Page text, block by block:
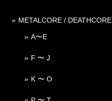
METALCORE / DEATHCORE
A〜E
F 〜 J
K 〜 O